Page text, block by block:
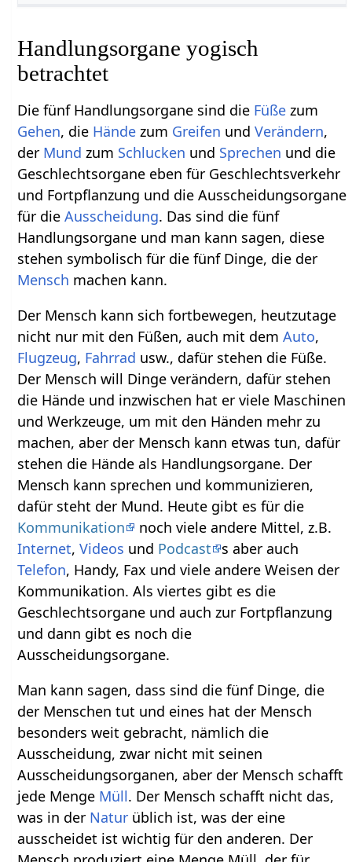
Handlungsorgane yogisch
betrachtet
Die fünf Handlungsorgane sind die Füße zum
Gehen, die Hände zum Greifen undVerändern,
der Mund zum Schlucken und Sprechen und die
Geschlechtsorgane eben für Geschlechtsverkehr
und Fortpflanzung und die Ausscheidungsorgane
für dieAusscheidung. Das sind die fünf
Handlungsorgane und man kann sagen, diese
stehen symbolisch für die fünf Dinge, die der
Mensch machen kann.
Der Mensch kann sich fortbewegen, heutzutage
nicht nur mit den Füßen, auch mit demAuto,
Flugzeug, Fahrrad usw., dafür stehen die Füße.
Der Mensch will Dinge verändern, dafür stehen
die Hände und inzwischen hat er viele Maschinen
und Werkzeuge, um mit den Händen mehr zu
machen, aber der Mensch kann etwas tun, dafür
stehen die Hände als Handlungsorgane. Der
Mensch kann sprechen und kommunizieren,
dafür steht der Mund. Heute gibt es für die
Kommunikation
noch viele andere Mittel, z.B.
Internet,Videos und Podcast
s aber auch
Telefon, Handy, Fax und viele andere Weisen der
Kommunikation. Als viertes gibt es die
Geschlechtsorgane und auch zur Fortpflanzung
und dann gibt es noch die
Ausscheidungsorgane.
Man kann sagen, dass sind die fünf Dinge, die
der Menschen tut und eines hat der Mensch
besonders weit gebracht, nämlich die
Ausscheidung, zwar nicht mit seinen
Ausscheidungsorganen, aber der Mensch schafft
jede Menge Müll. Der Mensch schafft nicht das,
was in der Natur üblich ist, was der eine
ausscheidet ist wichtig für den anderen. Der